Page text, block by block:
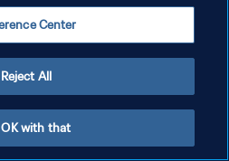
DE COOKIES
Center
Reject All
with that